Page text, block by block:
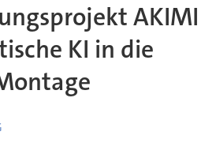
AKIMI
KI in die